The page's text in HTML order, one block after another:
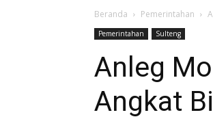
Beranda Pemerintahan
Pemerintahan Sulteng
Anleg
Angkat